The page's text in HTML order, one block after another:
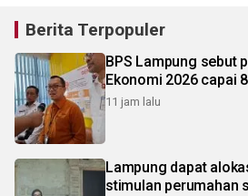
Berita Terpopuler
BPS Lampung sebut
Ekonomi 2026 capai
11 jam lalu
Lampung dapat
stimulan perumahan